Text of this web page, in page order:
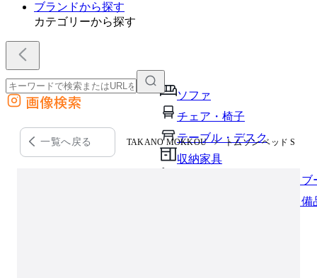
ブランドから探す
カテゴリーから探す
ソファ
チェア・椅子
テーブル・デスク
収納家具
パーソナルブース・集中ブ
オフィスアクセサリー・備
外部サイトの商品をカートに追加
他のサイトで見つけた商品ページのURLを貼り付けて、カートに追加できます
画像検索
一覧へ戻る TAKANO MOKKOU トムソン ベッド S